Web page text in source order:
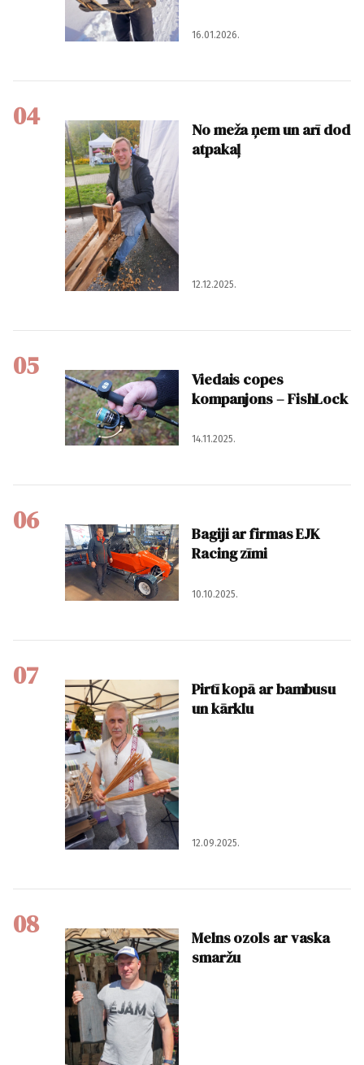
16.01.2026.
04
No meža ņem un arī dod
atpakaļ
12.12.2025.
05
Viedais copes
kompanjons – FishLock
14.11.2025.
06
Bagiji ar firmas EJK
Racing zīmi
10.10.2025.
07
Pirtī kopā ar bambusu
un kārklu
12.09.2025.
08
Melns ozols ar vaska
smaržu